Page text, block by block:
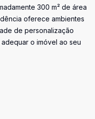
300 m² de área
oferece ambientes
de personalização
o imóvel ao seu